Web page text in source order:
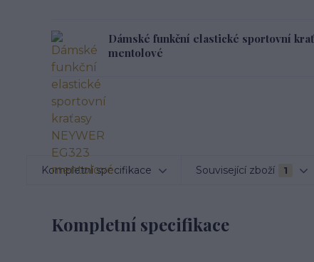
Dámské funkční elastické sportovní
mentolové
Kompletní specifikace Související zboží 1
Kompletní specifikace